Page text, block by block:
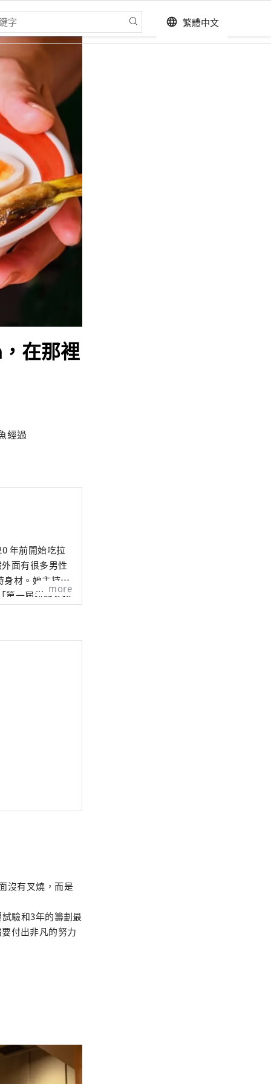
language 繁體中文
在那裡
經過
年前開始吃拉
面有很多男性
身材。她主持出
第一屆拉麵女孩
Autumn and
more
沒有叉燒，而是
驗和3年的籌劃最
付出非凡的努力